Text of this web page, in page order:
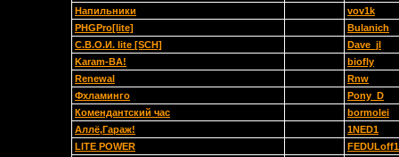
Напильники
vov1k
PHGPro[lite]
Bulanich
С.В.О.И. lite [SCH]
Dave_jl
Karam-BA!
biofly
Renewal
Rnw
Фхламинго
Pony_D
Комендантский час
bormolei
Аллё,Гараж!
1NED1
LITE POWER